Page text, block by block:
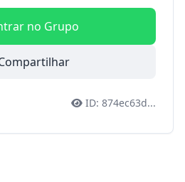
no Grupo
ID: 874ec63d...